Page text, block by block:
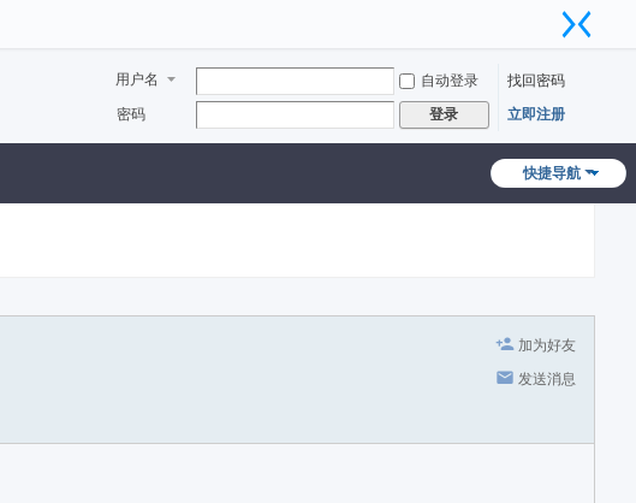
用户名 自动登录
找回密码
密码
登录 立即注册
快捷导航
加为好友
发送消息